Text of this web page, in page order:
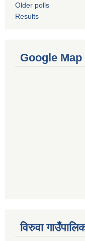
Older polls
Results
Google Map
विरुवा